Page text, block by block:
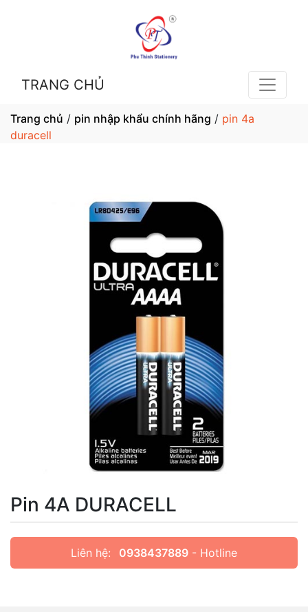
TRANG CHỦ
Trang chủ / pin nhập khẩu chính hãng / pin 4a
duracell
Pin 4A DURACELL
Liên hệ: 0938437889 - Hotline